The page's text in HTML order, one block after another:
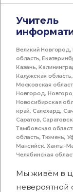
Учитель
Великий Новгород,
область,
Казань,
Калужская область
Московская
Новгород,
Новосибирская
край, Салехард,
Саратов,
Тамбовская
область,Тюмень,
Мансийск,Ханты-
Челябинская
Мы живём в
невероятной